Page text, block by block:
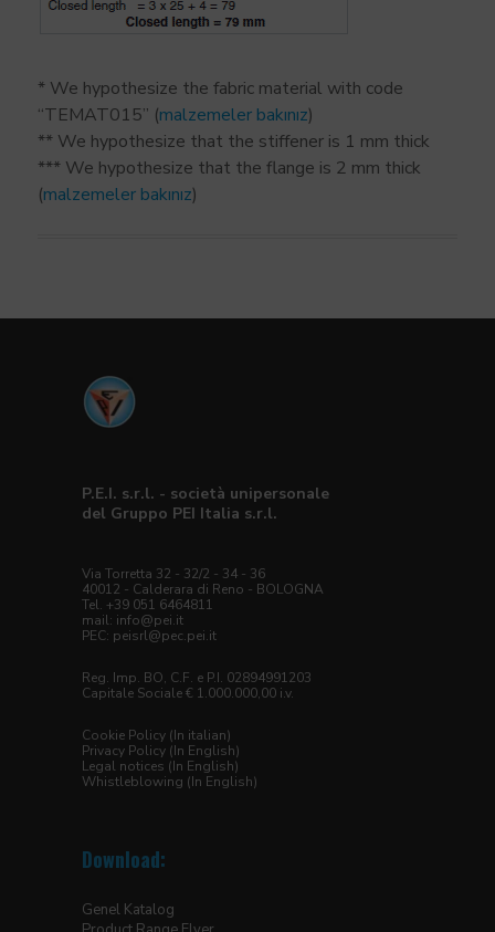
* We hypothesize the fabric material with code
“TEMAT015” (malzemeler bakınız)
** We hypothesize that the stiffener is 1 mm thick
*** We hypothesize that the flange is 2 mm thick
(malzemeler bakınız)
P.E.I. s.r.l. - società unipersonale
del Gruppo PEI Italia s.r.l.
Via Torretta 32 - 32/2 - 34 - 36
40012 - Calderara di Reno - BOLOGNA
Tel. +39 051 6464811
mail: info@pei.it
PEC: peisrl@pec.pei.it
Reg. Imp. BO, C.F. e P.I. 02894991203
Capitale Sociale € 1.000.000,00 i.v.
Cookie Policy (In italian)
Privacy Policy (In English)
Legal notices (In English)
Whistleblowing (In English)
Download:
Genel Katalog